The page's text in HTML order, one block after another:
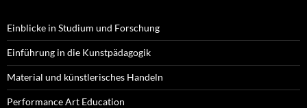
Einblicke in Studium und Forschung
Einführung in die Kunstpädagogik
Material und künstlerisches Handeln
Performance Art Education